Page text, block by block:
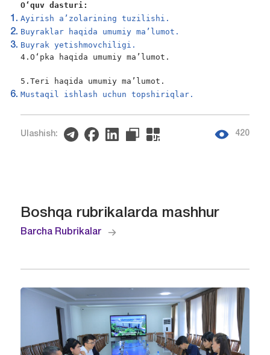
O‘quv dasturi:
Ayirish a’zolarining tuzilishi.
Buyraklar haqida umumiy ma’lumot.
Buyrak yetishmovchiligi.
4.O‘pka haqida umumiy ma’lumot.
5.Teri haqida umumiy ma’lumot.
Mustaqil ishlash uchun topshiriqlar.
Ulashish: 420
Boshqa rubrikalarda mashhur
Barcha Rubrikalar